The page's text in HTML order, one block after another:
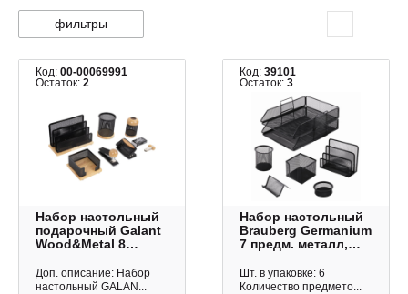
фильтры
Код: 00-00069991
Остаток: 2
Набор настольный
подарочный Galant
Wood&Metal 8
черный металл
230877
Доп. описание: Набор
настольный GALAN...
Код:39101
Остаток:3
Набор настольный
Brauberg Germanium
7 предм. металл,
Шт. в упаковке: 6
Количество предмето...